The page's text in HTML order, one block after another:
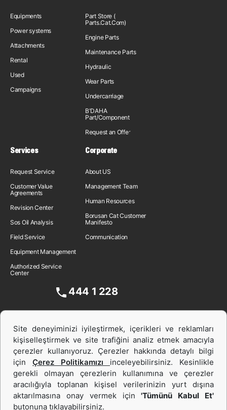
Equipments
Power systems
Attachments
Rental
Used
Campaigns
Part Store (
Parts.Cat.Com)
Engine Parts
Maintenance Parts
Hydraulic
Wear Parts
Undercarriage
B'DAHA
Part/Component
Request an Offer
Services
Request Service
Customer Value
Agreements
Revision Center
Sos Oil Analysis
Field Service
Equipment Management
Authorized Service
Center
Corporate
About US
Management Team
Human Resources
Borusan Cat Customer
Manifesto
Communication
444 1 228
İş Makinası ve Güç Sistemleri
Site deneyiminizi iyileştirmek, içerikleri ve reklamları
kişiselleştirmek ve site trafiğini analiz etmek amacıyla
çerezler kullanıyoruz. Çerezler hakkında detaylı bilgi
için Çerez Politikamızı inceleyebilirsiniz. Kesinlikle
gerekli olmayan çerezlerin kullanımına ve çerezler
aracılığıyla toplanan kişisel verilerinizin yurt dışına
aktarılmasına onay vermek için'Tümünü Kabul Et'
butonuna tıklayabilirsiniz.